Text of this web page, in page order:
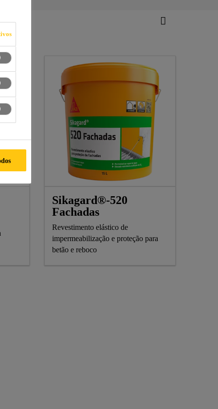
Sikagard®-520
Fachadas
Revestimento elástico de
impermeabilização e proteção para
betão e reboco